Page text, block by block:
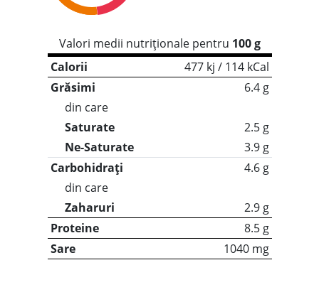
Valori medii nutriționale pentru 100 g
Calorii
477 kj / 114 kCal
Grăsimi
6.4 g
din care
Saturate
2.5 g
Ne-Saturate
3.9 g
Carbohidrați
4.6 g
din care
Zaharuri
2.9 g
Proteine
8.5 g
Sare
1040 mg